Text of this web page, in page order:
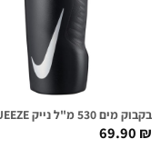
בקבוק מים 530 מ"ל נייק NIKE HYPERFUEL SQUEEZE שחור/לבן
69.90₪